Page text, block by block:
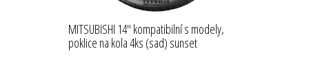
MITSUBISHI 14'' kompatibilní s modely,
poklice na kola 4ks (sad) sunset